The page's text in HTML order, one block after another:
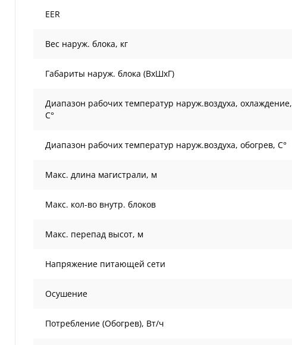
EER
Вес наруж. блока, кг
Габариты наруж. блока (ВxШxГ)
Диапазон рабочих температур наруж.воздуха, охлаждение,
С°
Диапазон рабочих температур наруж.воздуха, обогрев, С°
Макс. длина магистрали, м
Макс. кол-во внутр. блоков
Макс. перепад высот, м
Напряжение питающей сети
Осушение
Потребление (Обогрев), Вт/ч